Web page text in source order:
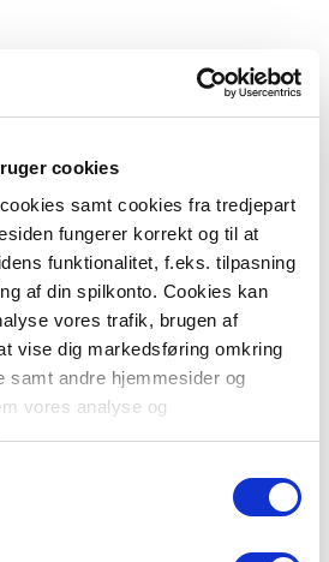
cookies
samt cookies fra tredjepart
fungerer korrekt og til at
funktionalitet, f.eks. tilpasning
af din spilkonto. Cookies kan
vores trafik, brugen af
vise dig markedsføring omkring
samt andre hjemmesider og
vores analyse og
brug af cookies under
videre til vores Cookiepolitik,